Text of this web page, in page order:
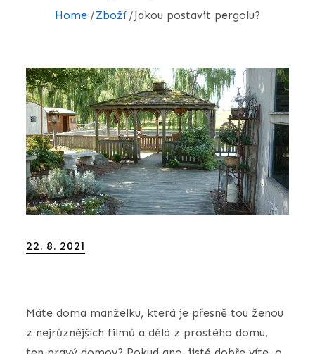
Home Zboží Jakou postavit pergolu?
Posted
22. 8. 2021
Máte doma manželku, která je přesně tou ženou
z nejrůznějších filmů a dělá z prostého domu,